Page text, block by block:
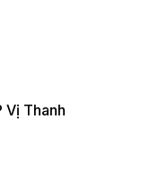
Vị Thanh